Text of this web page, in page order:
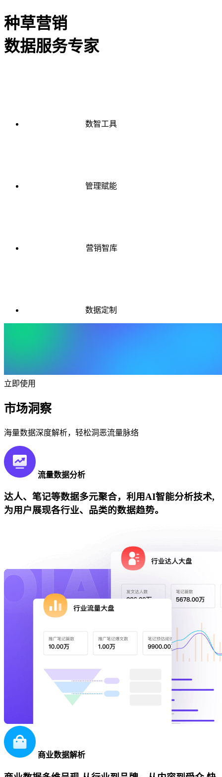
种草营销
数据服务专家
数智工具
管理赋能
营销智库
数据定制
立即使用
市场洞察
海量数据深度解析，轻松洞恶流量脉络
流量数据分析
达人、笔记等数据多元聚合，利用AI智能分析技术,
为用户展现各行业、品类的数据趋势。
商业数据解析